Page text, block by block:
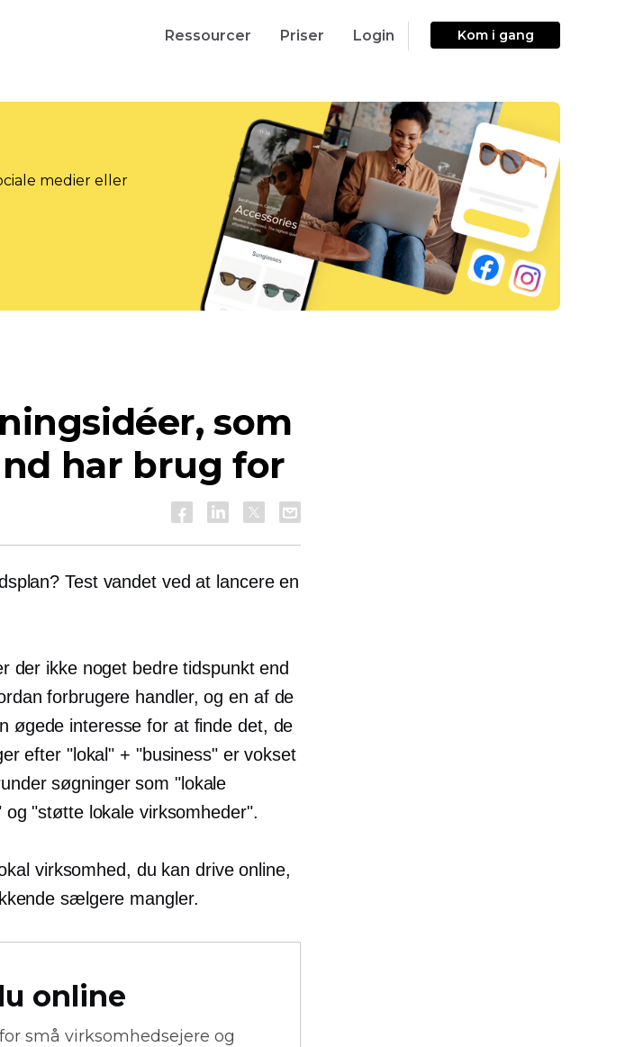
Ressourcer Priser Login Kom i gang
medier eller
som
har brug for
Test vandet ved at lancere en
der ikke noget bedre tidspunkt end
forbrugere handler, og en af ​​de
øgede interesse for at finde det, de
efter "lokal" + "business" er vokset
søgninger som "lokale
"støtte lokale virksomheder".
virksomhed, du kan drive online,
sælgere mangler.
online
små virksomhedsejere og